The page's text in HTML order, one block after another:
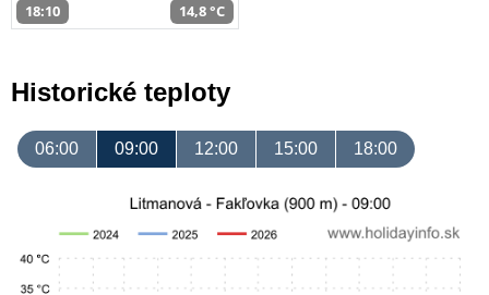
18:10 14,8 °C
Historické teploty
06:00 09:00 12:00 15:00 18:00